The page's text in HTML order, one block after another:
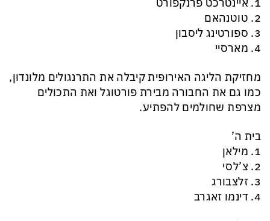
1. איינטרכט פרנקפורט
2. טוטנהאם
3. ספורטינג ליסבון
4. מארסיי
מחזיקת הליגה האירופית קיבלה את התרנגולים מלונדון,
כמו גם את החבורה מבירת פורטוגל ואת התכולים
מצרפת שחולמים להפתיע.
בית ה’
1. מילאן
2. צ’לסי
3. זלצבורג
4. דינמו זאגרב